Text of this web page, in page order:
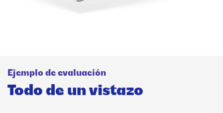
Ejemplo de evaluación
Todo de un vistazo